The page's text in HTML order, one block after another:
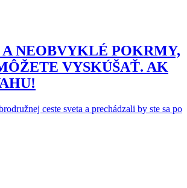
NEOBVYKLÉ POKRMY,
VYSKÚŠAŤ. AK
ceste sveta a prechádzali by ste sa po